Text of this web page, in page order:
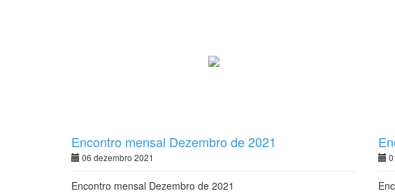
Encontro mensal Dezembro de 2021
06 dezembro 2021
Encontro mensal Dezembro de 2021